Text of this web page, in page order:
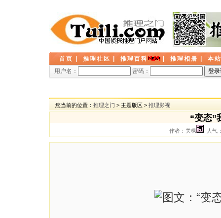
首页 推理社区 推理百科 推理相册
本
用户名：
密码：
您当前的位置： 推理之门 > 主题版区 > 推理影视
“变态”
作者：关枫 人气